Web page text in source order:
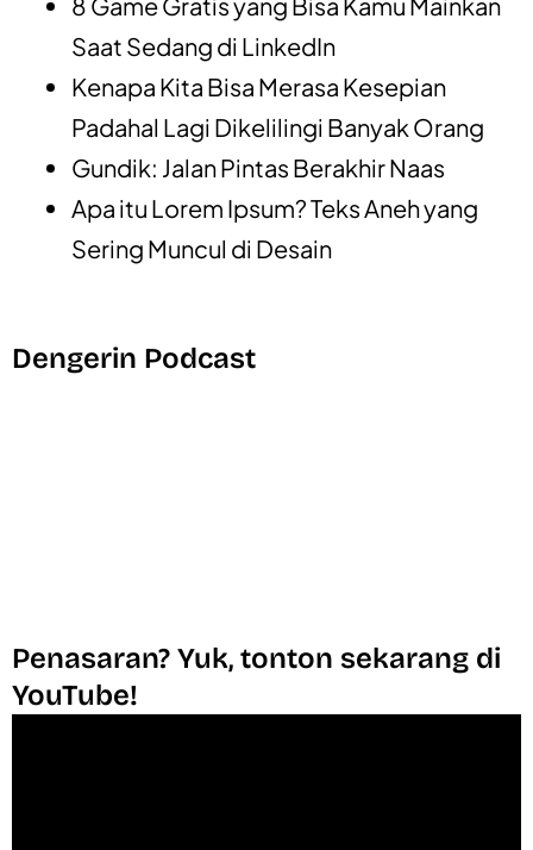
Saat Sedang di LinkedIn
Kenapa Kita Bisa Merasa Kesepian
Padahal Lagi Dikelilingi Banyak Orang
Gundik: Jalan Pintas Berakhir Naas
Apa itu Lorem Ipsum? Teks Aneh yang
Sering Muncul di Desain
Dengerin Podcast
Penasaran? Yuk, tonton sekarang di
YouTube!